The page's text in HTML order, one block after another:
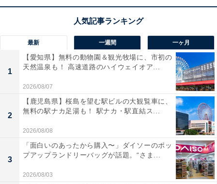
最新 一週間 一ヶ月
1
【愛知県】無料の動物園＆観光牧場に、市初の
天然温泉も！ 高速道路のハイウェイオア...
2026/08/07
2
【鹿児島県】桜島を望む駅ビルの大観覧車に、
無料の駅ナカ足湯も！ 駅ナカ・駅直結ス...
2026/08/08
3
「面白いのあったから購入〜」ダイソーのポッ
プアップランドリーバッグが話題。“さま...
2026/08/03